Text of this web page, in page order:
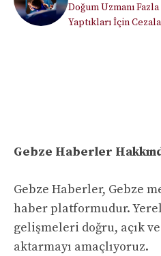
Doğum Uzmanı
Yaptıkları İçin
Gebze Haberler
Gebze Haberler, Gebze
haber platformudur.
gelişmeleri doğru, açık
aktarmayı amaçlıyoruz.